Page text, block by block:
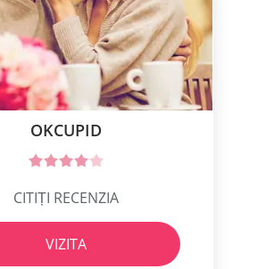
OKCUPID
CITIȚI RECENZIA
VIZITA